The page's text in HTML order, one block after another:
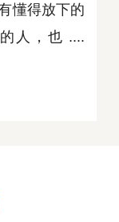
懂得放下的
人，也 ....